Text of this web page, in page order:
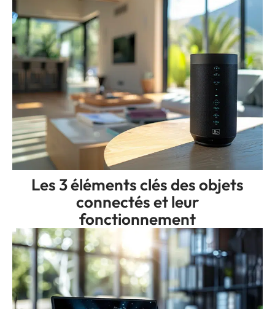
Les 3 éléments clés des objets
connectés et leur
fonctionnement